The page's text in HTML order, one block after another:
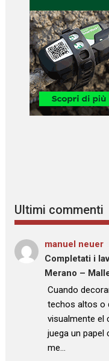
Ultimi commenti
manuel neuer
Completati i
Merano –
: “
Cuando
techos altos o
visualmente el
juega un papel
me…
”